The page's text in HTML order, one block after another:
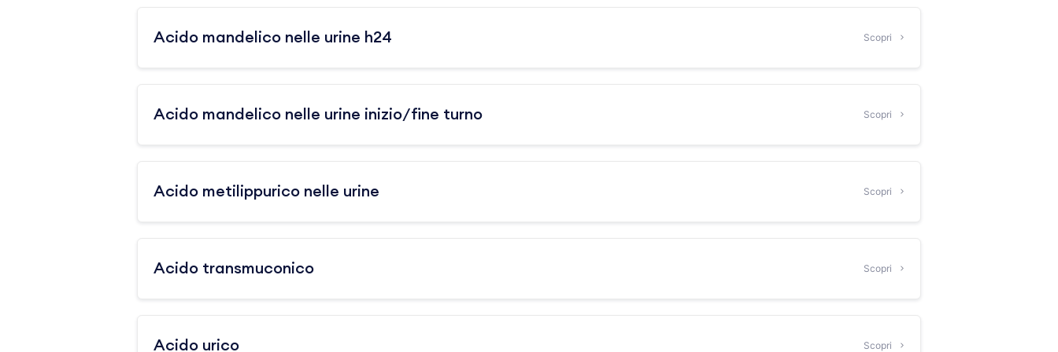
Acido mandelico nelle urine h24 Scopri
Acido mandelico nelle urine inizio/fine turno Scopri
Acido metilippurico nelle urine Scopri
Acido transmuconico Scopri
Acido urico Scopri